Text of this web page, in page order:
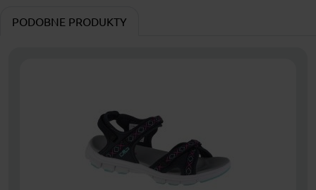
PODOBNE PRODUKTY